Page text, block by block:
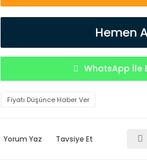
Hemen
WhatsApp İle
Fiyatı Düşünce Haber Ver
Yorum Yaz Tavsiye Et